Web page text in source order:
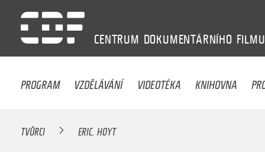
CENTRUM DOKUMENTÁRNÍHO FILMU
PROGRAM VZDĚLÁVÁNÍ VIDEOTÉKA KNIHOVNA
TVŮRCI ERIC. HOYT